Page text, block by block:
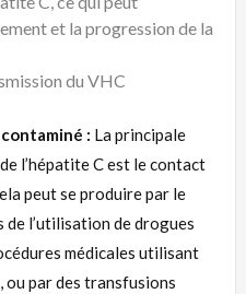
et la progression de la
du VHC
: La principale
l’hépatite C est le contact
peut se produire par le
de l’utilisation de drogues
médicales utilisant
par des transfusions